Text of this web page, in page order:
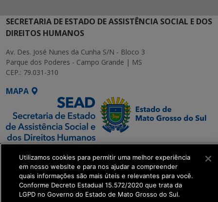
SECRETARIA DE ESTADO DE ASSISTÊNCIA SOCIAL E DOS
DIREITOS HUMANOS
Av. Des. José Nunes da Cunha S/N - Bloco 3
Parque dos Poderes - Campo Grande | MS
CEP.: 79.031-310
MAPA
SETDIG | Secretaria-
Executiva de
Transformação Digital
Utilizamos cookies para permitir uma melhor experiência
em nosso website e para nos ajudar a compreender
quais informações são mais úteis e relevantes para você.
Conforme Decreto Estadual 15.572/2020 que trata da
LGPD no Governo do Estado de Mato Grosso do Sul.